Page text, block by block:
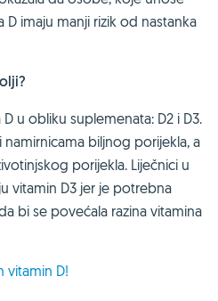
imaju manji rizik od nastanka
u obliku suplemenata: D2 i D3.
biljnog porijekla, a
porijekla. Liječnici u
vitamin D3 jer je potrebna
bi se povećala razina vitamina
vitamin D!